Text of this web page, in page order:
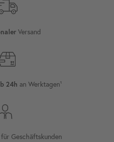
Versand
24h an Werktagen¹
für Geschäftskunden